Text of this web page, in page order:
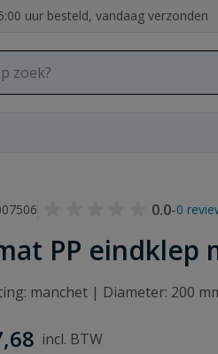
uur besteld, vandaag verzonden
0.0-0
PP eindklep
manchet | Diameter: 200